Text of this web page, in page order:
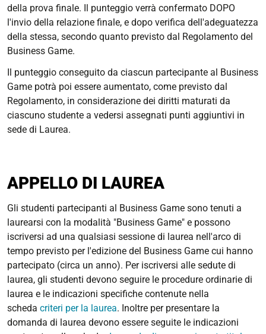
della prova finale. Il punteggio verrà confermato DOPO
l'invio della relazione finale, e dopo verifica dell'adeguatezza
della stessa, secondo quanto previsto dal Regolamento del
Business Game.
Il punteggio conseguito da ciascun partecipante al Business
Game potrà poi essere aumentato, come previsto dal
Regolamento, in considerazione dei diritti maturati da
ciascuno studente a vedersi assegnati punti aggiuntivi in
sede di Laurea.
APPELLO DI LAUREA
Gli studenti partecipanti al Business Game sono tenuti a
laurearsi con la modalità "Business Game" e possono
iscriversi ad una qualsiasi sessione di laurea nell'arco di
tempo previsto per l'edizione del Business Game cui hanno
partecipato (circa un anno). Per iscriversi alle sedute di
laurea, gli studenti devono seguire le procedure ordinarie di
laurea e le indicazioni specifiche contenute nella
scheda criteri per la laurea. Inoltre per presentare la
domanda di laurea devono essere seguite le indicazioni